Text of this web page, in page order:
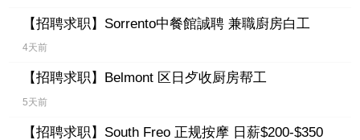
【招聘求职】 Sorrento中餐館誠聘 兼職廚房白工
4天前
【招聘求职】 Belmont 区日歺收厨房帮工
5天前
【招聘求职】 South Freo 正规按摩 日薪$200-$350